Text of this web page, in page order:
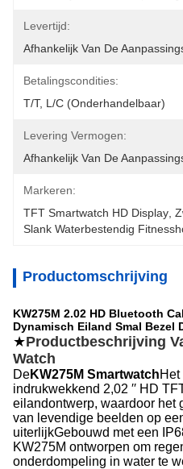
Levertijd:
Afhankelijk Van De
Betalingscondities:
T/T, L/C (onderhandelbaar)
Levering Vermogen:
Afhankelijk Van De
Markeren:
TFT Smartwatch HD Display
Slank Waterbestendig
Productomschrijving
KW275M 2.02 HD Bluetooth
Dynamisch Eiland Smal Bezel
★Productbeschrijving
Watch
DeKW275M Smartwatch
indrukwekkend 2,02 ′′ HD
eilandontwerp, waardoor het
van levendige beelden op
uiterlijkGebouwd met een
KW275M ontworpen om
onderdompeling in water te